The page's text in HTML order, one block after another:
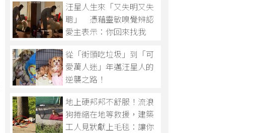
汪星人生來「又失明又失
聰」 憑藉靈敏嗅覺辨認
愛主表示：你回來找我
從「街頭吃垃圾」到「可
愛萬人迷」年邁汪星人的
逆襲之路！
地上硬邦邦不舒服！流浪
狗捲縮在地等救援，建築
工人見狀獻上毛毯：讓你